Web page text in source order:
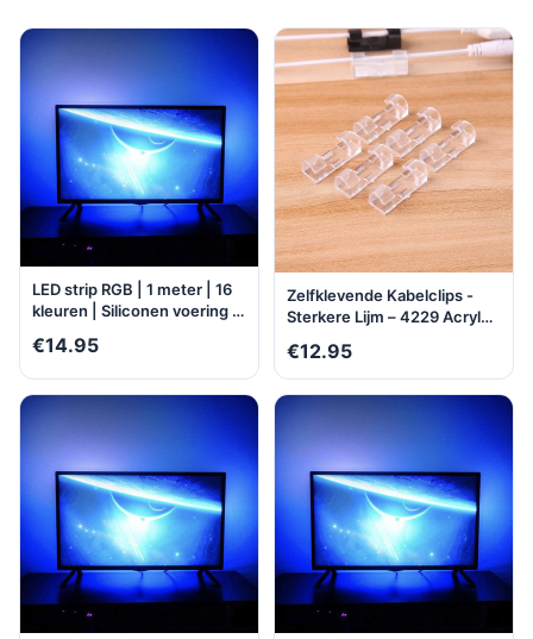
LED strip RGB | 1 meter | 16
kleuren | Siliconen voering |
Water- en stofbestendig |
Zelfklevend |
Multifunctioneel
€14.95
Zelfklevende Kabelclips -
Sterkere Lijm – 4229 Acryl
Kabelklemmetjes -
KabelOrganizer - 40 stuks
€12.95